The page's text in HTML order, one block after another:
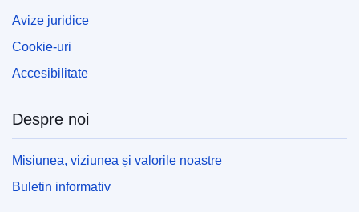
Avize juridice
Cookie-uri
Accesibilitate
Despre noi
Misiunea, viziunea și valorile noastre
Buletin informativ